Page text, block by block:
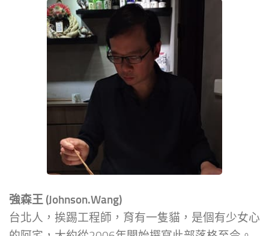
強森王 (Johnson.Wang)
台北人，挨踢工程師，育有一隻貓，是個有少女心